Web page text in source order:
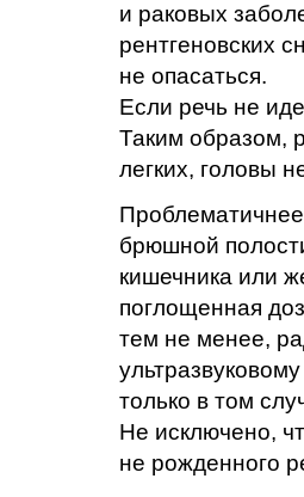
и раковых
рентгеновских
не опасаться.
Если речь не
Таким образом,
легких, головы
брюшной
кишечника или
поглощенная
тем не менее,
только в том
Не исключено,
не рожденного